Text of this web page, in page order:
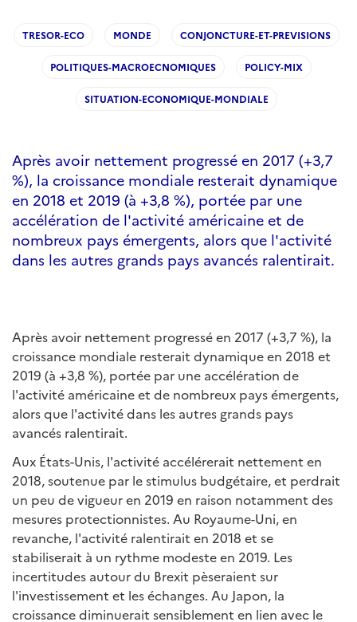
TRESOR-ECO MONDE CONJONCTURE-ET-PREVISIONS
POLITIQUES-MACROECNOMIQUES POLICY-MIX
SITUATION-ECONOMIQUE-MONDIALE
Après avoir nettement progressé en 2017 (+3,7
%), la croissance mondiale resterait dynamique
en 2018 et 2019 (à +3,8 %), portée par une
accélération de l'activité américaine et de
nombreux pays émergents, alors que l'activité
dans les autres grands pays avancés ralentirait.
Après avoir nettement progressé en 2017 (+3,7 %), la
croissance mondiale resterait dynamique en 2018 et
2019 (à +3,8 %), portée par une accélération de
l'activité américaine et de nombreux pays émergents,
alors que l'activité dans les autres grands pays
avancés ralentirait.
Aux États-Unis, l'activité accélérerait nettement en
2018, soutenue par le stimulus budgétaire, et perdrait
un peu de vigueur en 2019 en raison notamment des
mesures protectionnistes. Au Royaume-Uni, en
revanche, l'activité ralentirait en 2018 et se
stabiliserait à un rythme modeste en 2019. Les
incertitudes autour du Brexit pèseraient sur
l'investissement et les échanges. Au Japon, la
croissance diminuerait sensiblement en lien avec le